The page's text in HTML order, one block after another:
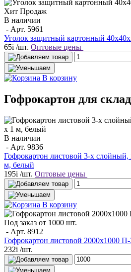
Хит Продаж
В наличии
- Арт. 5961
Уголок защитный картонный
65i /шт. Оптовые цены
В корзину
Гофрокартон для
В наличии
- Арт. 9836
Гофрокартон листовой 3-х слойный,
м, белый
195i /шт. Оптовые цены
В корзину
Под заказ от 1000 шт.
- Арт. 8912
Гофрокартон листовой 2000х1000
232i /шт.